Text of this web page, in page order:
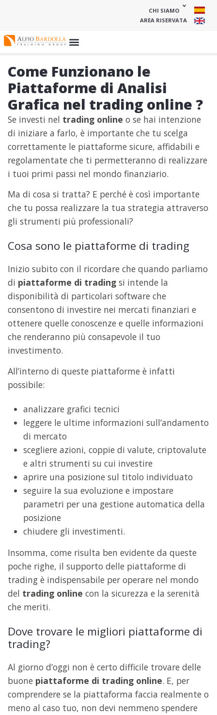
CHI SIAMO
AREA RISERVATA
Come Funzionano le
Piattaforme di Analisi
Grafica nel trading online ?
Se investi nel trading online o se hai intenzione
di iniziare a farlo, è importante che tu scelga
correttamente le piattaforme sicure, affidabili e
regolamentate che ti permetteranno di realizzare
i tuoi primi passi nel mondo finanziario.
Ma di cosa si tratta? E perché è così importante
che tu possa realizzare la tua strategia attraverso
gli strumenti più professionali?
Cosa sono le piattaforme di trading
Inizio subito con il ricordare che quando parliamo
di piattaforme di trading si intende la
disponibilità di particolari software che
consentono di investire nei mercati finanziari e
ottenere quelle conoscenze e quelle informazioni
che renderanno più consapevole il tuo
investimento.
All’interno di queste piattaforme è infatti
possibile:
analizzare grafici tecnici
leggere le ultime informazioni sull’andamento
di mercato
scegliere azioni, coppie di valute, criptovalute
e altri strumenti su cui investire
aprire una posizione sul titolo individuato
seguire la sua evoluzione e impostare
parametri per una gestione automatica della
posizione
chiudere gli investimenti.
Insomma, come risulta ben evidente da queste
poche righe, il supporto delle piattaforme di
trading è indispensabile per operare nel mondo
del trading online con la sicurezza e la serenità
che meriti.
Dove trovare le migliori piattaforme di
trading?
Al giorno d’oggi non è certo difficile trovare delle
buone piattaforme di trading online. E, per
comprendere se la piattaforma faccia realmente o
meno al caso tuo, non devi nemmeno spendere